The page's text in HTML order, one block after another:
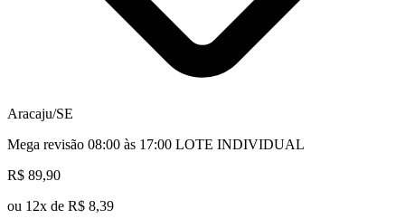
Aracaju/SE
Mega revisão 08:00 às 17:00 LOTE INDIVIDUAL
R$ 89,90
ou 12x de R$ 8,39